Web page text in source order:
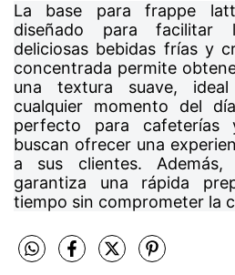
La base para frappe
diseñado para facilitar
deliciosas bebidas frías y
concentrada permite
una textura suave,
cualquier momento del
perfecto para cafeterías
buscan ofrecer una
a sus clientes.
garantiza una rápida
tiempo sin comprometer la